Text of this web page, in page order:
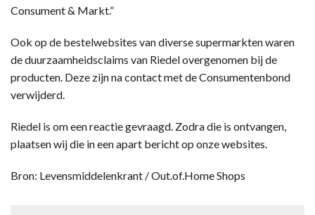
Consument & Markt.”
Ook op de bestelwebsites van diverse supermarkten waren
de duurzaamheidsclaims van Riedel overgenomen bij de
producten. Deze zijn na contact met de Consumentenbond
verwijderd.
Riedel is om een reactie gevraagd. Zodra die is ontvangen,
plaatsen wij die in een apart bericht op onze websites.
Bron: Levensmiddelenkrant / Out.of.Home Shops